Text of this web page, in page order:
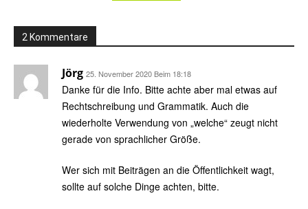
2 Kommentare
Jörg 25. November 2020 Beim 18:18
Danke für die Info. Bitte achte aber mal etwas auf
Rechtschreibung und Grammatik. Auch die
wiederholte Verwendung von „welche“ zeugt nicht
gerade von sprachlicher Größe.
Wer sich mit Beiträgen an die Öffentlichkeit wagt,
sollte auf solche Dinge achten, bitte.